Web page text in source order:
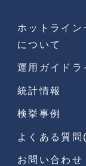
お知らせ
参考サイト
ホットライン
について
運用ガイドラ
統計情報
検挙事例
よくある質
お問い合わせ